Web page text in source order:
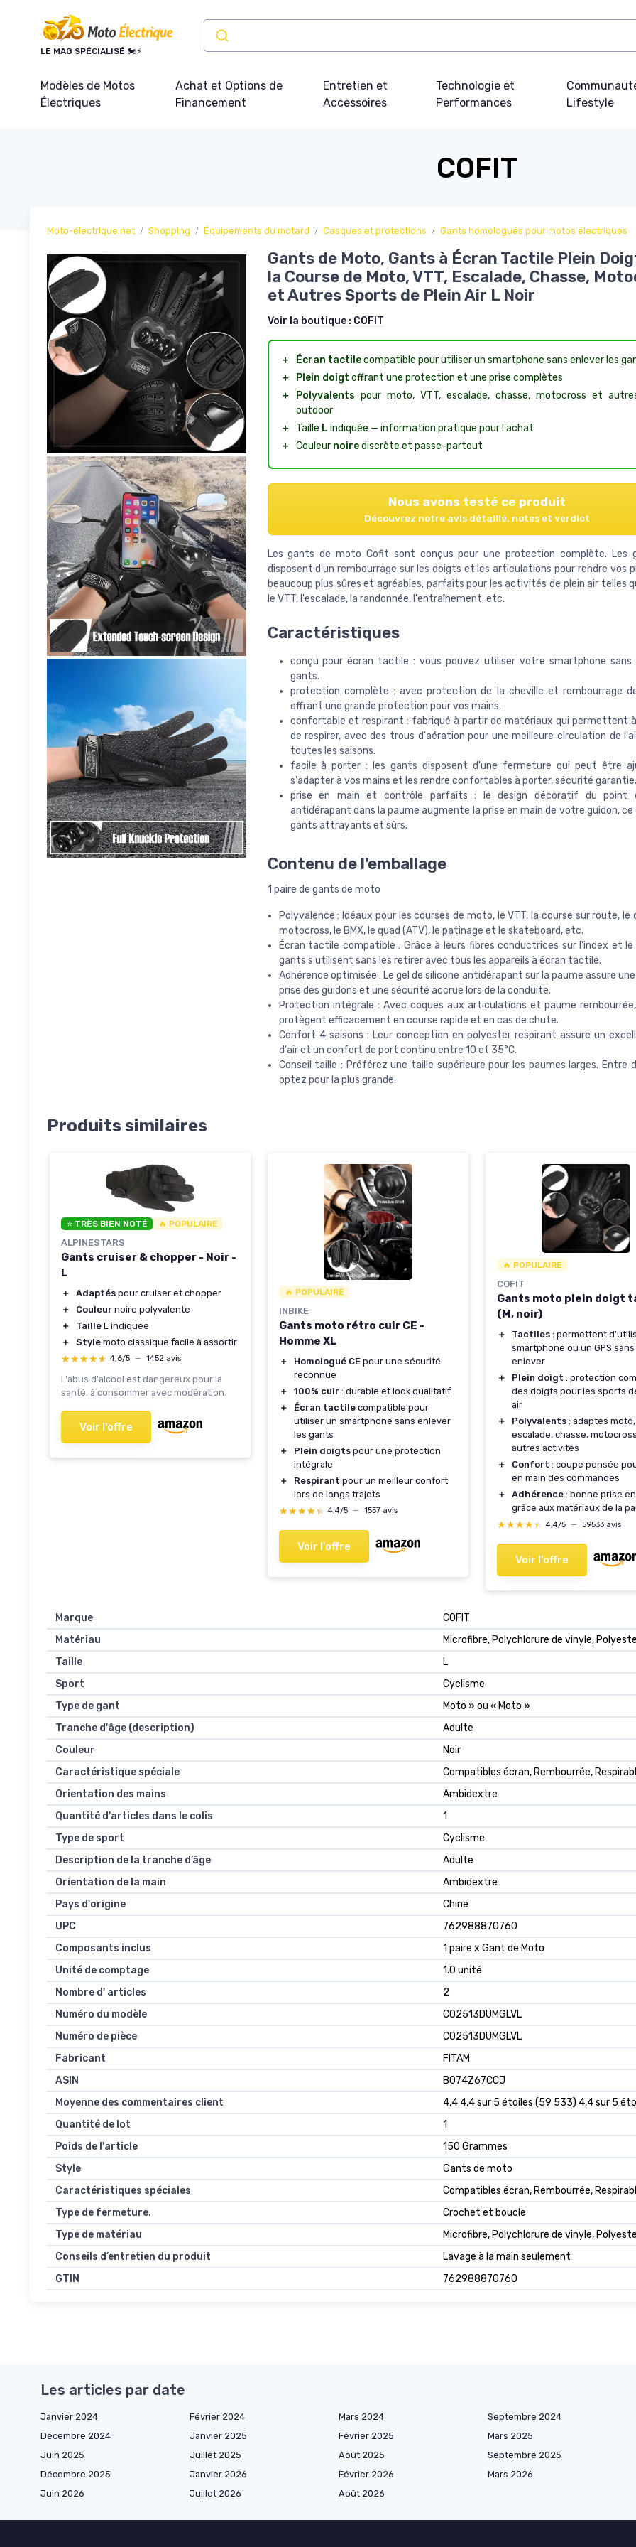
LE MAG SPÉCIALISÉ 🏍️⚡
Modèles de Motos
Électriques
Achat et Options de
Financement
Entretien et
Accessoires
Technologie et
Performances
Lifestyle
COFIT
Moto-électrique.net Shopping Équipements du motard Casques et protections Gants homologués pour motos électriques
Gants de Moto, Gants à Écran Tactile Plein
la Course de Moto, VTT, Escalade, Chasse,
et Autres Sports de Plein Air L Noir
Voir la boutique : COFIT
＋ Écran tactilecompatible pour utiliser un smartphone sans enlever les
＋
Plein doigt offrant une protection et une prise complètes
＋
Polyvalents pour moto, VTT, escalade, chasse, motocross et
outdoor
＋
Taille L indiquée — information pratique pour l'achat
＋ Couleur noirediscrète et passe-partout
Nous avons testé ce produit
Découvrez notre avis détaillé, notes et verdict
Les gants de moto Cofit sont conçus pour une protection complète. Les
disposent d'un rembourrage sur les doigts et les articulations pour rendre vos
beaucoup plus sûres et agréables, parfaits pour les activités de plein air telles
le VTT, l'escalade, la randonnée, l'entraînement, etc.
Caractéristiques
conçu pour écran tactile : vous pouvez utiliser votre smartphone sans
gants.
protection complète : avec protection de la cheville et rembourrage
offrant une grande protection pour vos mains.
confortable et respirant : fabriqué à partir de matériaux qui permettent
de respirer, avec des trous d'aération pour une meilleure circulation de
toutes les saisons.
facile à porter : les gants disposent d'une fermeture qui peut être
s'adapter à vos mains et les rendre confortables à porter, sécurité garantie.
prise en main et contrôle parfaits : le design décoratif du point
antidérapant dans la paume augmente la prise en main de votre guidon, ce
gants attrayants et sûrs.
Contenu de l'emballage
1 paire de gants de moto
Polyvalence : Idéaux pour les courses de moto, le VTT, la course sur route, le
motocross, le BMX, le quad (ATV), le patinage et le skateboard, etc.
Écran tactile compatible : Grâce à leurs fibres conductrices sur l'index et le
gants s'utilisent sans les retirer avec tous les appareils à écran tactile.
Adhérence optimisée : Le gel de silicone antidérapant sur la paume assure
prise des guidons et une sécurité accrue lors de la conduite.
Protection intégrale : Avec coques aux articulations et paume
protègent efficacement en course rapide et en cas de chute.
Confort 4 saisons : Leur conception en polyester respirant assure un
d'air et un confort de port continu entre 10 et 35°C.
Conseil taille : Préférez une taille supérieure pour les paumes larges. Entre
optez pour la plus grande.
Produits similaires
⭐ TRÈS BIEN NOTÉ 🔥 POPULAIRE
ALPINESTARS
Gants cruiser & chopper - Noir -
L
＋ Adaptés pour cruiser et chopper
＋
Couleur noire polyvalente
＋
Taille L indiquée
＋
Style moto classique facile à assortir
★★★★★
★★★★★ 4,6/5 — 1452 avis
L'abus d'alcool est dangereux pour la
santé, à consommer avec modération.
Voir l'offre
🔥 POPULAIRE
INBIKE
Gants moto rétro cuir CE -
Homme XL
＋ Homologué CE pour une sécurité
reconnue
＋
100% cuir : durable et look qualitatif
＋
Écran tactile compatible pour
utiliser un smartphone sans enlever
les gants
＋
Plein doigts pour une protection
intégrale
＋
Respirant pour un meilleur confort
lors de longs trajets
★★★★★
★★★★★ 4,4/5 — 1557 avis
Voir l'offre
🔥 POPULAIRE
COFIT
Gants moto plein doigt
(M, noir)
＋ Tactiles : permettent
smartphone ou un GPS sans
enlever
＋
Plein doigt : protection
des doigts pour les sports
air
＋
Polyvalents : adaptés moto,
escalade, chasse,
autres activités
＋
Confort : coupe pensée
en main des commandes
＋
Adhérence : bonne prise
grâce aux matériaux de la
★★★★★
★★★★★ 4,4/5 — 59533 avis
Voir l'offre
Marque
COFIT
Matériau
Microfibre, Polychlorure de vinyle,
Taille
L
Sport
Cyclisme
Type de gant
Moto » ou « Moto »
Tranche d'âge (description)
Adulte
Couleur
Noir
Caractéristique spéciale
Compatibles écran, Rembourrée,
Orientation des mains
Ambidextre
Quantité d'articles dans le colis
1
Type de sport
Cyclisme
Description de la tranche d’âge
Adulte
Orientation de la main
Ambidextre
Pays d'origine
Chine
UPC
762988870760
Composants inclus
1 paire x Gant de Moto
Unité de comptage
1.0 unité
Nombre d' articles
2
Numéro du modèle
CO2513DUMGLVL
Numéro de pièce
CO2513DUMGLVL
Fabricant
FITAM
ASIN
B074Z67CCJ
Moyenne des commentaires client
4,4 4,4 sur 5 étoiles (59 533) 4,4 sur 5
Quantité de lot
1
Poids de l'article
150 Grammes
Style
Gants de moto
Caractéristiques spéciales
Compatibles écran, Rembourrée,
Type de fermeture.
Crochet et boucle
Type de matériau
Microfibre, Polychlorure de vinyle,
Conseils d’entretien du produit
Lavage à la main seulement
GTIN
762988870760
Les articles par date
Janvier 2024 Février 2024 Mars 2024 Septembre 2024
Décembre 2024
Janvier 2025 Février 2025 Mars 2025
Juin 2025
Juillet 2025 Août 2025 Septembre 2025
Décembre 2025
Janvier 2026 Février 2026 Mars 2026
Juin 2026
Juillet 2026 Août 2026